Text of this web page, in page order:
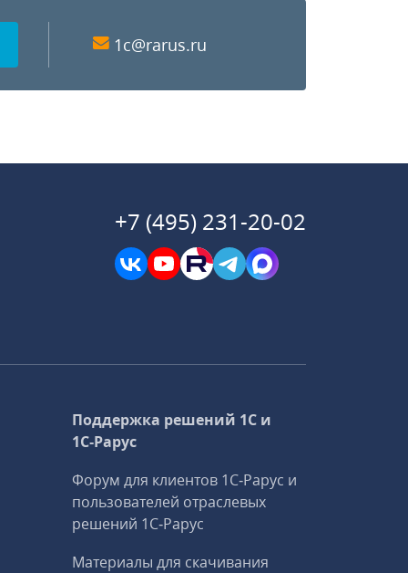
1c@rarus.ru
+7 (495) 231-20-02
Поддержка решений 1С и
1С‑Рарус
Форум для клиентов 1С‑Рарус и
пользователей отраслевых
решений 1С‑Рарус
Материалы для скачивания